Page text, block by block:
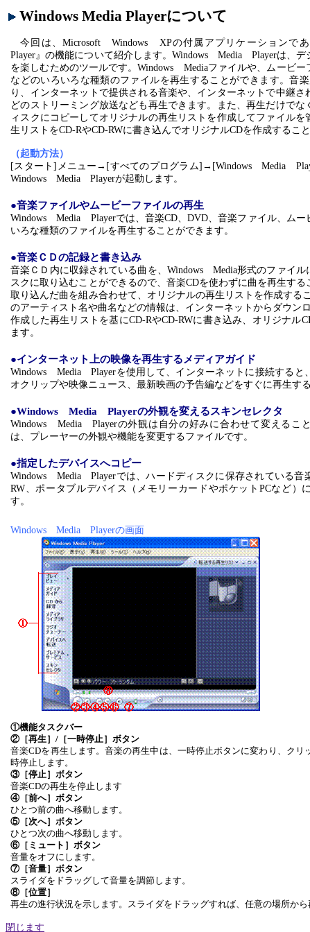
Windows Media Playerについて
今回は、Microsoft Windows XPの付属アプリケーションで
Player』の機能について紹介します。Windows Media Playerは、デ
を楽しむためのツールです。Windows Mediaファイルや、ムービー
などのいろいろな種類のファイルを再生することができます。音
り、インターネットで提供される音楽や、インターネットで中継さ
どのストリーミング放送なども再生できます。また、再生だけでな
ィスクにコピーしてオリジナルの再生リストを作成してファイルを
生リストをCD-RやCD-RWに書き込んでオリジナルCDを作成すること
（起動方法）
[スタート]メニュー→[すべてのプログラム]→[Windows Media
Windows Media Playerが起動します。
●音楽ファイルやムービーファイルの再生
Windows Media Playerでは、音楽CD、DVD、音楽ファイル、ムー
いろな種類のファイルを再生することができます。
●音楽ＣＤの記録と書き込み
音楽ＣＤ内に収録されている曲を、 Windows Media形式のファイル
スクに取り込むことができるので、音楽CDを使わずに曲を再生する
取り込んだ曲を組み合わせて、オリジナルの再生リストを作成する
のアーティスト名や曲名などの情報は、インターネットからダウン
作成した再生リストを基にCD-RやCD-RWに書き込み、オリジナル
ます。
●インターネット上の映像を再生するメディアガイド
Windows Media Playerを使用して、インターネットに接続すると
オクリップや映像ニュース、最新映画の予告編などをすぐに再生す
●Windows Media Playerの外観を変えるスキンセレクタ
Windows Media Playerの外観は自分の好みに合わせて変えるこ
は、プレーヤーの外観や機能を変更するファイルです。
●指定したデバイスへコピー
Windows Media Playerでは、ハードディスクに保存されている音
RW、ポータブルデバイス（メモリーカードやポケットPCなど）
す。
Windows Media Playerの画面
①機能タスクバー
②［再生］/［一時停止］ボタン
音楽CDを再生します。音楽の再生中は、一時停止ボタンに変わり、クリ
時停止します。
③［停止］ボタン
音楽CDの再生を停止します
④［前へ］ボタン
ひとつ前の曲へ移動します。
⑤［次へ］ボタン
ひとつ次の曲へ移動します。
⑥［ミュート］ボタン
音量をオフにします。
⑦［音量］ボタン
スライダをドラッグして音量を調節します。
⑧［位置］
再生の進行状況を示します。スライダをドラッグすれば、任意の場所から
閉じます